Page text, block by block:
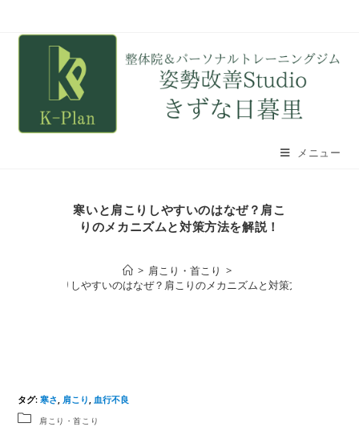
メニュー
寒いと肩こりしやすいのはなぜ？肩こ
りのメカニズムと対策方法を解説！
> 肩こり・首こり >
寒いと肩こりしやすいのはなぜ？肩こりのメカニズムと対策方法を解説！
タグ:寒さ, 肩こり, 血行不良
肩こり・首こり